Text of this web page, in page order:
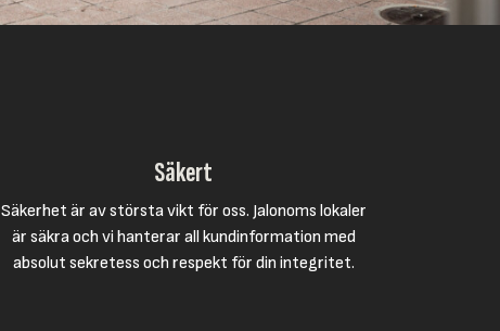
Säkert
Säkerhet är av största vikt för oss. Jalonoms lokaler
är säkra och vi hanterar all kundinformation med
absolut sekretess och respekt för din integritet.